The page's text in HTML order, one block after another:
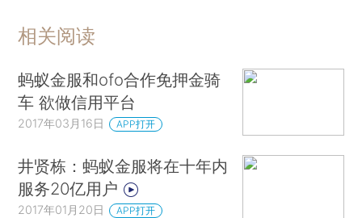
相关阅读
蚂蚁金服和ofo合作免押金骑
车 欲做信用平台
2017年03月16日 APP打开
井贤栋：蚂蚁金服将在十年内
服务20亿用户
2017年01月20日 APP打开